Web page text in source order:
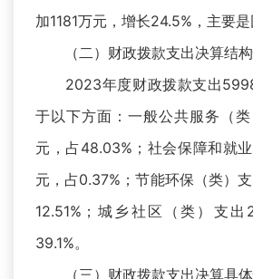
加1181万元，增长24.5%，主要是
（二）财政拨款支出决算结
2023年度财政拨款支出
于以下方面：一般公共服务（
元，占48.03%；社会保障和就
元，占0.37%；节能环保（类）
12.51%；城乡社区（类）支
39.1%。
（三）财政拨款支出决算具